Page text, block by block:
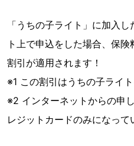
「うちの子ライト」に加入
ト上で申込をした場合、保
割引が適用されます！
※1 この割引はうちの子ライト
※2 インターネットからの申
レジットカードのみになって